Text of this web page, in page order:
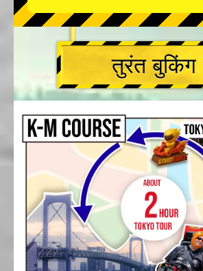
तुरंत बुकिंग